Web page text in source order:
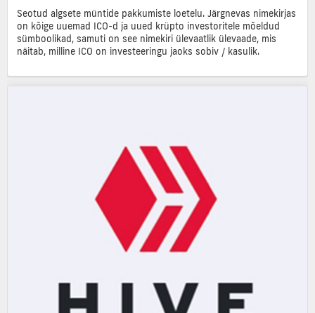
Seotud algsete müntide pakkumiste loetelu. Järgnevas nimekirjas
on kõige uuemad ICO-d ja uued krüpto investoritele mõeldud
sümboolikad, samuti on see nimekiri ülevaatlik ülevaade, mis
näitab, milline ICO on investeeringu jaoks sobiv / kasulik.